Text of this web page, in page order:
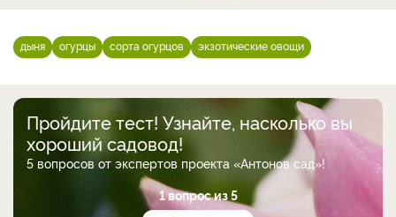
дыня огурцы сорта огурцов экзотические овощи
Пройдите тест! Узнайте, насколько вы
хороший садовод!
5 вопросов от экспертов проекта «Антонов сад»!
1 вопрос из 5